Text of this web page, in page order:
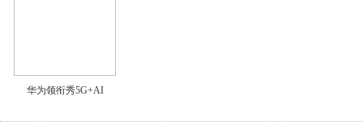
华为领衔秀5G+AI